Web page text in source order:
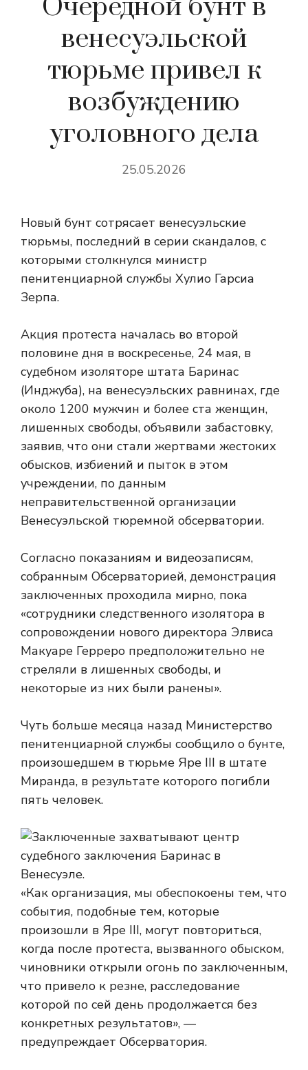
Очередной бунт в
венесуэльской
тюрьме привел к
возбуждению
уголовного дела
25.05.2026
Новый бунт сотрясает венесуэльские
тюрьмы, последний в серии скандалов, с
которыми столкнулся министр
пенитенциарной службы Хулио Гарсиа
Зерпа.
Акция протеста началась во второй
половине дня в воскресенье, 24 мая, в
судебном изоляторе штата Баринас
(Инджуба), на венесуэльских равнинах, где
около 1200 мужчин и более ста женщин,
лишенных свободы, объявили забастовку,
заявив, что они стали жертвами жестоких
обысков, избиений и пыток в этом
учреждении, по данным
неправительственной организации
Венесуэльской тюремной обсерватории.
Согласно показаниям и видеозаписям,
собранным Обсерваторией, демонстрация
заключенных проходила мирно, пока
«сотрудники следственного изолятора в
сопровождении нового директора Элвиса
Макуаре Герреро предположительно не
стреляли в лишенных свободы, и
некоторые из них были ранены».
Чуть больше месяца назад Министерство
пенитенциарной службы сообщило о бунте,
произошедшем в тюрьме Яре III в штате
Миранда, в результате которого погибли
пять человек.
«Как организация, мы обеспокоены тем, что
события, подобные тем, которые
произошли в Яре III, могут повториться,
когда после протеста, вызванного обыском,
чиновники открыли огонь по заключенным,
что привело к резне, расследование
которой по сей день продолжается без
конкретных результатов», —
предупреждает Обсерватория.